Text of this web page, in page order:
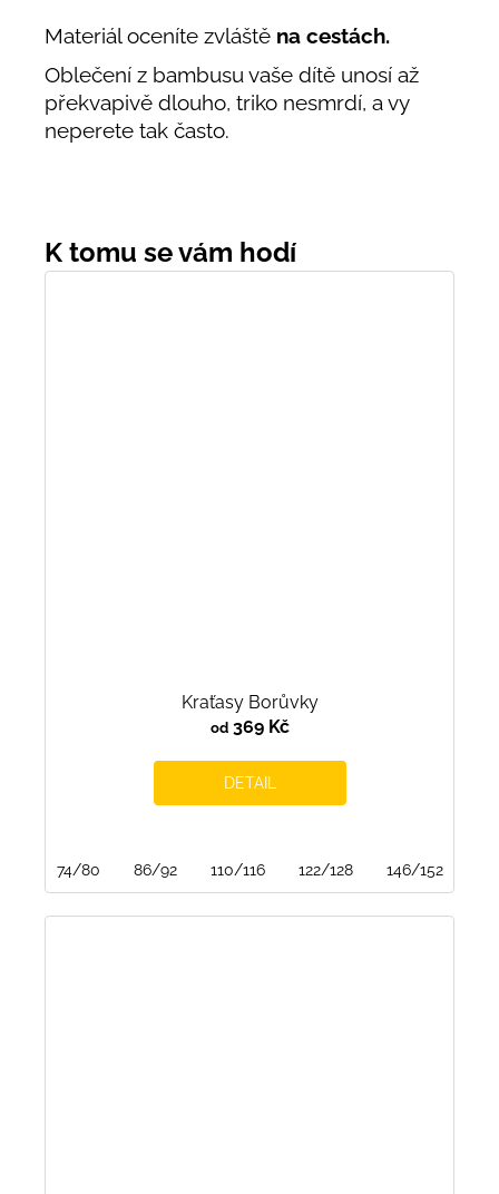
Materiál oceníte zvláště na cestách.
Oblečení z bambusu vaše dítě unosí až
překvapivě dlouho, triko nesmrdí, a vy
neperete tak často.
Kraťasy Borůvky
od369 Kč
DETAIL
74/80 86/92 110/116 122/128 146/152